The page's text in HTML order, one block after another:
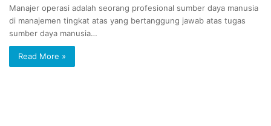
Manajer operasi adalah seorang profesional sumber daya manusia
di manajemen tingkat atas yang bertanggung jawab atas tugas
sumber daya manusia…
Read More »